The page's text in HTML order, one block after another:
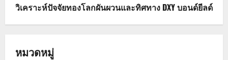
วิเคราะห์ปัจจัยทองโลกผันผวนและทิศทาง DXY บอนด์ยีลด์
หมวดหมู่